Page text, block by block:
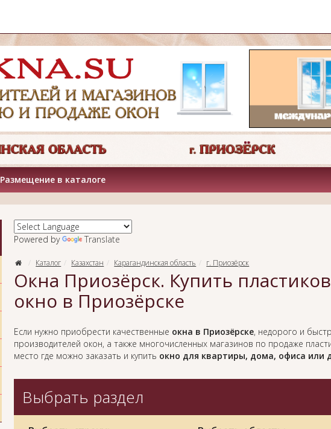
Размещение в каталоге
Powered by Translate
Каталог Казахстан Карагандинская область г. Приозёрск
Окна Приозёрск. Купить
окно в Приозёрске
Если нужно приобрести качественные окна в Приозёрске, недорого и
производителей окон, а также многочисленных магазинов по продаже
место где можно заказать и купить окно для квартиры, дома, офиса или
Выбрать раздел